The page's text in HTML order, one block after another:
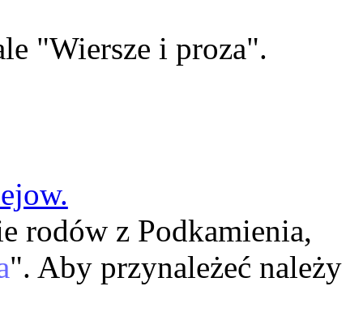
"Wiersze i proza".
rodów z Podkamienia,
". Aby przynależeć należy